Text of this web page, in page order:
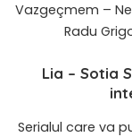
Vazgeçmem –
Radu
Lia – Sotia
Serialul care va